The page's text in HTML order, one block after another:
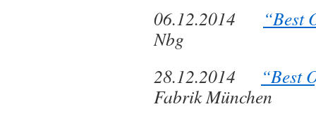
06.12.2014
“Best
Nbg
28.12.2014
“Best
Fabrik München